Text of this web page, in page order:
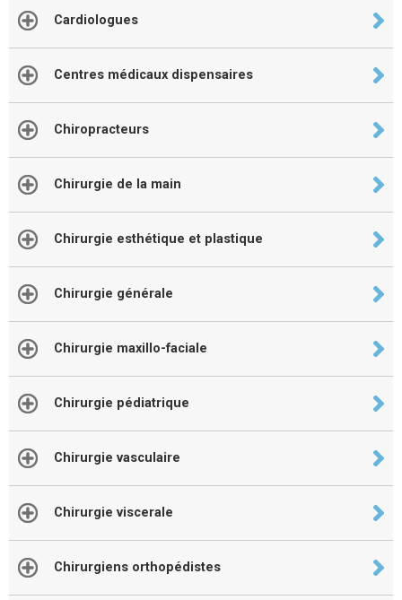
Cardiologues
Centres médicaux dispensaires
Chiropracteurs
Chirurgie de la main
Chirurgie esthétique et plastique
Chirurgie générale
Chirurgie maxillo-faciale
Chirurgie pédiatrique
Chirurgie vasculaire
Chirurgie viscerale
Chirurgiens orthopédistes